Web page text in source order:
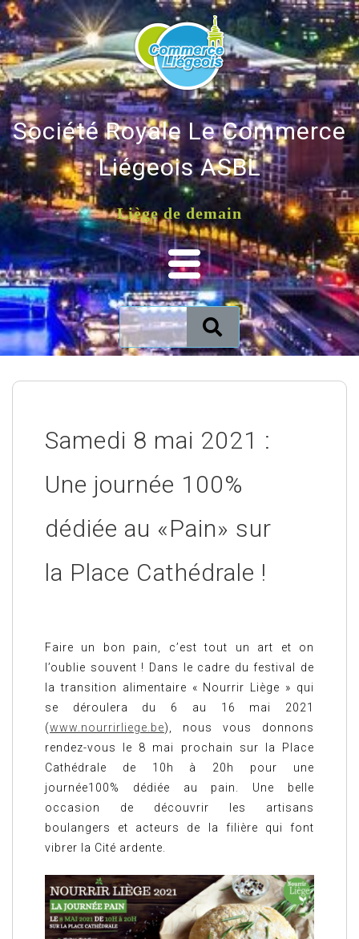
Société Royale Le Commerce
Liégeois ASBL
Liège de demain
Samedi 8 mai 2021 :
Une journée 100%
dédiée au «Pain» sur
la Place Cathédrale !
Faire un bon pain, c’est tout un art et on
l’oublie souvent ! Dans le cadre du festival de
la transition alimentaire « Nourrir Liège » qui
se déroulera du 6 au 16 mai 2021
(www.nourrirliege.be), nous vous donnons
rendez-vous le 8 mai prochain sur la Place
Cathédrale de 10h à 20h pour une
journée100% dédiée au pain. Une belle
occasion de découvrir les artisans
boulangers et acteurs de la filière qui font
vibrer la Cité ardente.